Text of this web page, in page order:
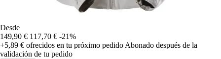
Desde
149,90 € 117,70 € -21%
+5,89 € ofrecidos en tu próximo pedido Abonado después de la
validación de tu pedido